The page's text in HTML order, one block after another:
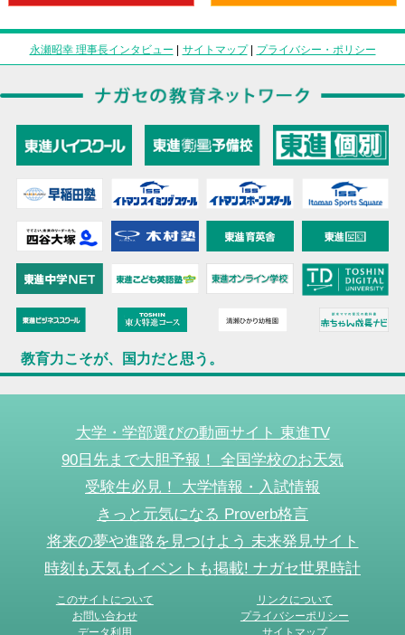
永瀬昭幸 理事長インタビュー | サイトマップ| プライバシー・ポリシー
教育力こそが、国力だと思う。
大学・学部選びの動画サイト 東進TV
90日先まで大胆予報！ 全国学校のお天気
受験生必見！ 大学情報・入試情報
きっと元気になる Proverb格言
将来の夢や進路を見つけよう 未来発見サイト
時刻も天気もイベントも掲載! ナガセ世界時計
このサイトについて
リンクについて
お問い合わせ
プライバシーポリシー
データ利用
サイトマップ